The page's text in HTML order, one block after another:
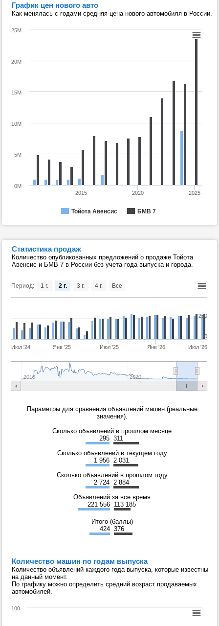
График цен нового авто
Как менялась с годами средняя цена нового автомобиля в России.
Тойота Авенсис БМВ 7
2015 2020 2025
0M
5M
10M
15M
20M
25M
Статистика продаж
Количество опубликованных предложений о продаже Тойота
Авенсис и БМВ 7 в России без учета года выпуска и города.
Период:
Июл '24 Янв '25 Июл '25 Янв '26 Июл '26
2010 2020
0
250
1 г. 2 г. 3 г. 4 г. Все
Параметры для сравнения объявлений машин (реальные
значения).
Сколько объявлений в прошлом месяце
295 311
Сколько объявлений в текущем году
1 956 2 031
Сколько объявлений в прошлом году
2 724 2 884
Объявлений за все время
221 556 113 185
Итого (баллы)
424 376
Количество машин по годам выпуска
Количество объявлений каждого года выпуска, которые известны
на данный момент.
По графику можно определить средний возраст продаваемых
автомобилей.
100